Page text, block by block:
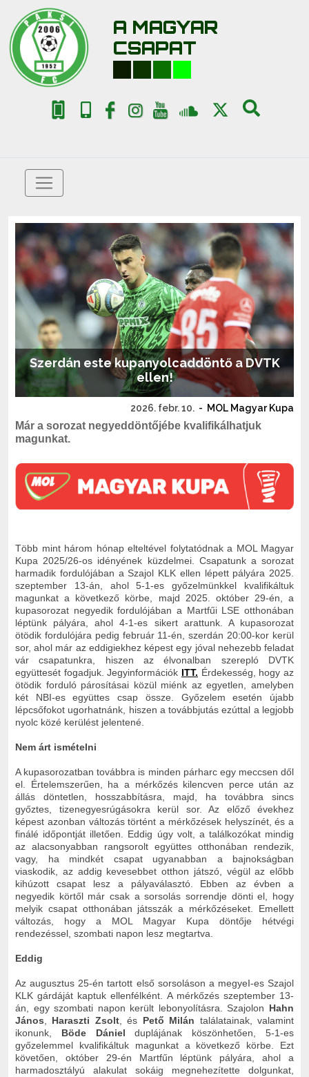
A MAGYAR
CSAPAT
Szerdán este kupanyolcaddöntő a DVTK
ellen!
2026. febr. 10. - MOL Magyar Kupa
Már a sorozat negyeddöntőjébe kvalifikálhatjuk
magunkat.
Több mint három hónap elteltével folytatódnak a MOL Magyar
Kupa 2025/26-os idényének küzdelmei. Csapatunk a sorozat
harmadik fordulójában a Szajol KLK ellen lépett pályára 2025.
szeptember 13-án, ahol 5-1-es győzelmünkkel kvalifikáltuk
magunkat a következő körbe, majd 2025. október 29-én, a
kupasorozat negyedik fordulójában a Martfűi LSE otthonában
léptünk pályára, ahol 4-1-es sikert arattunk. A kupasorozat
ötödik fordulójára pedig február 11-én, szerdán 20:00-kor kerül
sor, ahol már az eddigiekhez képest egy jóval nehezebb feladat
vár csapatunkra, hiszen az élvonalban szerepló DVTK
együttesét fogadjuk. Jegyinformációk ITT. Érdekesség, hogy az
ötödik forduló párosításai közül miénk az egyetlen, amelyben
két NBI-es együttes csap össze. Győzelem esetén újabb
lépcsőfokot ugorhatnánk, hiszen a továbbjutás ezúttal a legjobb
nyolc közé kerülést jelentené.
Nem árt ismételni
A kupasorozatban továbbra is minden párharc egy meccsen dől
el. Értelemszerűen, ha a mérkőzés kilencven perce után az
állás döntetlen, hosszabbításra, majd, ha továbbra sincs
győztes, tizenegyesrúgásokra kerül sor. Az előző évekhez
képest azonban változás történt a mérkőzések helyszínét, és a
finálé időpontját illetően. Eddig úgy volt, a találkozókat mindig
az alacsonyabban rangsorolt együttes otthonában rendezik,
vagy, ha mindkét csapat ugyanabban a bajnokságban
viaskodik, az addig kevesebbet otthon játszó, végül az előbb
kihúzott csapat lesz a pályaválasztó. Ebben az évben a
negyedik körtől már csak a sorsolás sorrendje dönti el, hogy
melyik csapat otthonában játsszák a mérkőzéseket. Emellett
változás, hogy a MOL Magyar Kupa döntője hétvégi
rendezéssel, szombati napon lesz megtartva.
Eddig
Az augusztus 25-én tartott első sorsoláson a megyeI-es Szajol
KLK gárdáját kaptuk ellenfélként. A mérkőzés szeptember 13-
án, egy szombati napon került lebonyolításra. Szajolon Hahn
János, Haraszti Zsolt, és Pető Milán találatainak, valamint
ikonunk, Böde Dániel duplájának köszönhetően, 5-1-es
győzelemmel kvalifikáltuk magunkat a következő körbe. Ezt
követően, október 29-én Martfűn léptünk pályára, ahol a
harmadosztályú alakulat sokáig megnehezítette dolgunkat,